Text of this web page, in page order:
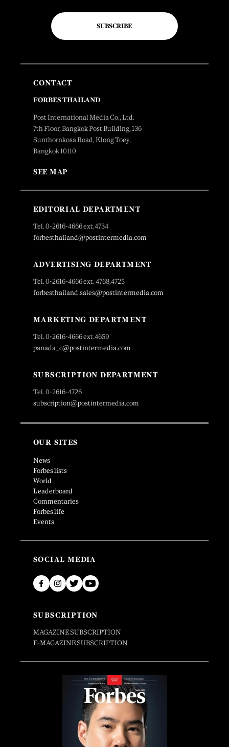
SUBSCRIBE
CONTACT
FORBES THAILAND
Post International Media Co., Ltd.
7th Floor, Bangkok Post Building, 136
Sunthornkosa Road, Klong Toey,
Bangkok 10110
SEE MAP
EDITORIAL DEPARTMENT
Tel. 0-2616-4666 ext.4734
forbesthailand@postintermedia.com
ADVERTISING DEPARTMENT
Tel. 0-2616-4666 ext. 4768,4725
forbesthailand.sales@postintermedia.com
MARKETING DEPARTMENT
Tel. 0-2616-4666 ext.4659
panada_c@postintermedia.com
SUBSCRIPTION DEPARTMENT
Tel. 0-2616-4726
subscription@postintermedia.com
OUR SITES
News
Forbes lists
World
Leaderboard
Commentaries
Forbes life
Events
SOCIAL MEDIA
SUBSCRIPTION
MAGAZINE SUBSCRIPTION
E-MAGAZINE SUBSCRIPTION